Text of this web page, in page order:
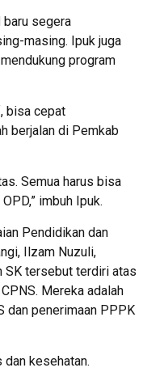
baru segera
masing. Ipuk juga
program
bisa cepat
berjalan di Pemkab
Semua harus bisa
imbuh Ipuk.
Pendidikan dan
Ilzam Nuzuli,
SK tersebut terdiri atas
Mereka adalah
dan penerimaan PPPK
dan kesehatan.